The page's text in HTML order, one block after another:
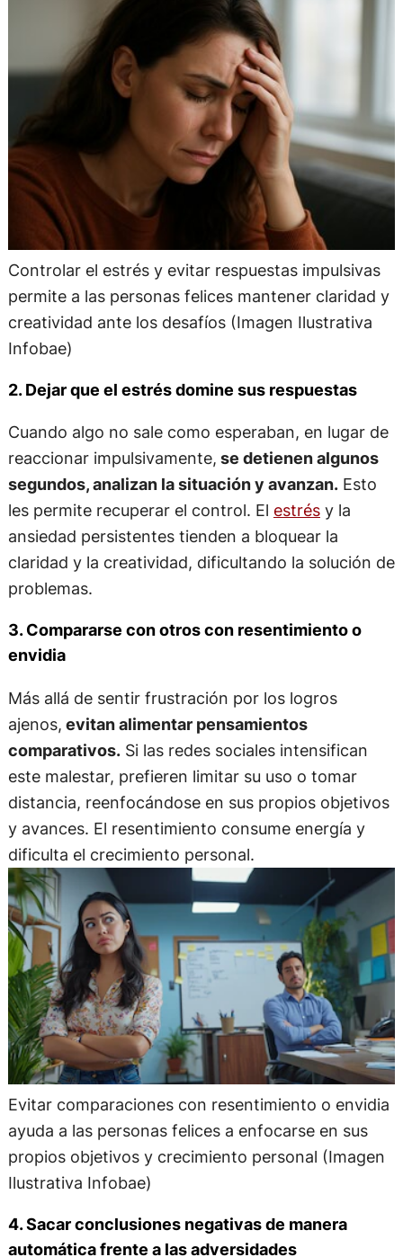
Controlar el estrés y evitar respuestas impulsivas
permite a las personas felices mantener claridad y
creatividad ante los desafíos (Imagen Ilustrativa
Infobae)
2. Dejar que el estrés domine sus respuestas
Cuando algo no sale como esperaban, en lugar de
reaccionar impulsivamente, se detienen algunos
segundos, analizan la situación y avanzan.Esto
les permite recuperar el control. El estrésy la
ansiedad persistentes tienden a bloquear la
claridad y la creatividad, dificultando la solución de
problemas.
3. Compararse con otros con resentimiento o
envidia
Más allá de sentir frustración por los logros
ajenos, evitan alimentar pensamientos
comparativos.Si las redes sociales intensifican
este malestar, prefieren limitar su uso o tomar
distancia, reenfocándose en sus propios objetivos
y avances. El resentimiento consume energía y
dificulta el crecimiento personal.
Evitar comparaciones con resentimiento o envidia
ayuda a las personas felices a enfocarse en sus
propios objetivos y crecimiento personal (Imagen
Ilustrativa Infobae)
4. Sacar conclusiones negativas de manera
automática frente a las adversidades